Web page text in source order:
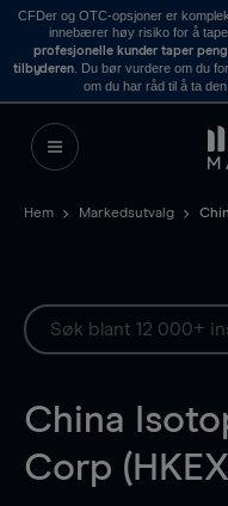
CFDer og OTC-opsjoner er
innebærer høy risiko for å
profesjonelle kunder taper
tilbyderen . Du bør vurdere om du
om du har råd til å ta
Hem Markedsutvalg
China
Corp